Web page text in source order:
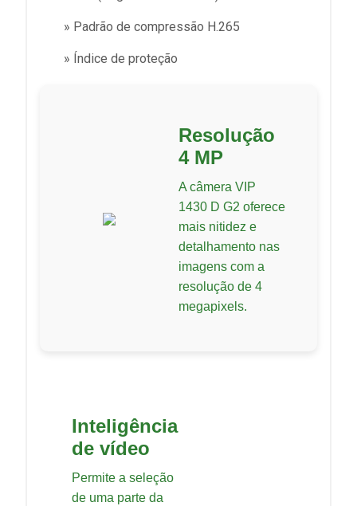
» Padrão de compressão H.265
» Índice de proteção
Resolução
4 MP
A câmera VIP
1430 D G2 oferece
mais nitidez e
detalhamento nas
imagens com a
resolução de 4
megapixels.
Inteligência
de vídeo
Permite a seleção
de uma parte da